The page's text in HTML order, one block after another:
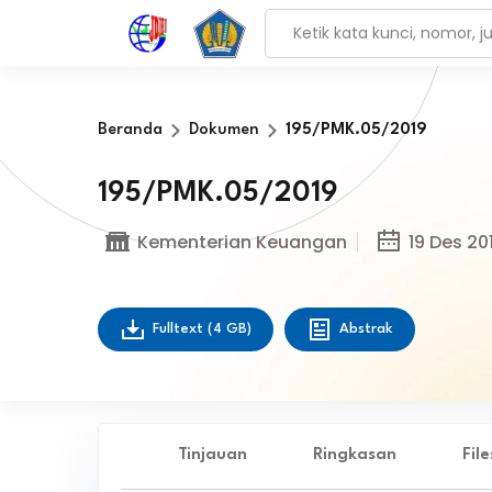
Beranda Dokumen 195/PMK.05/2019
195/PMK.05/2019
Kementerian Keuangan 19 Des
Fulltext (4 GB) Abstrak
Tinjauan Ringkasan